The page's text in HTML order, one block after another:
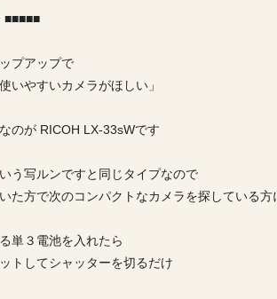
■■■■■
プアップで
いやすいカメラがほしい」
のが RICOH LX-33sWです
う写ルンですと同じタイプなので
た方で次のコンパクトなカメラを探している方
単３電池を入れたら
トしてシャッターを切るだけ